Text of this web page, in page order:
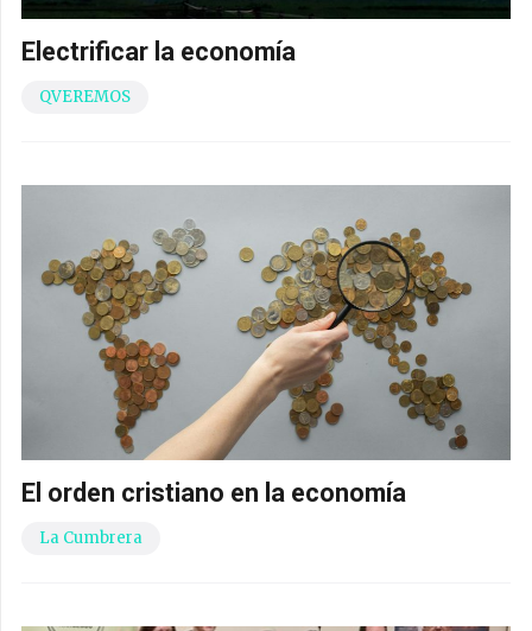
Electrificar la economía
QVEREMOS
El orden cristiano en la economía
La Cumbrera